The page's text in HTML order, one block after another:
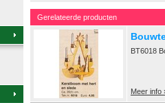
Gerelateerde producten
BT6018
Meer info